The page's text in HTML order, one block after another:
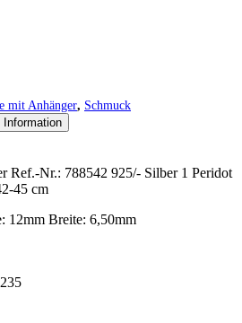
mit Anhänger, Schmuck
Ref.-Nr.: 788542 925/- Silber 1 Peridot
45 cm
12mm Breite: 6,50mm